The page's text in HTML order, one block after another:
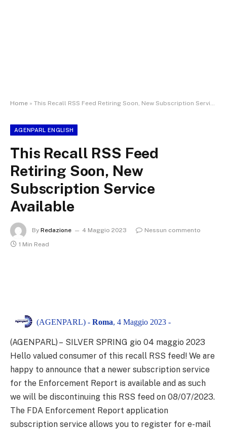
Home » This Recall RSS Feed Retiring Soon, New Subscription Service Available
AGENPARL ENGLISH
This Recall RSS Feed
Retiring Soon, New
Subscription Service
Available
By Redazione 4 Maggio 2023
Nessun commento
1 Min Read
(AGENPARL) - Roma, 4 Maggio 2023 -
(AGENPARL) – SILVER SPRING gio 04 maggio 2023
Hello valued consumer of this recall RSS feed! We are
happy to announce that a newer subscription service
for the Enforcement Report is available and as such
we will be discontinuing this RSS feed on 08/07/2023.
The FDA Enforcement Report application
subscription service allows you to register for e-mail